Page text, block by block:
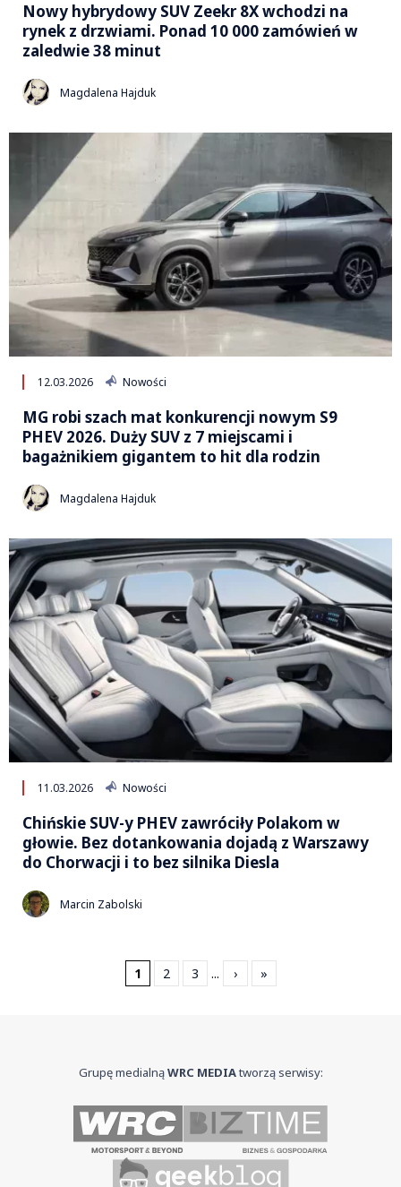
Nowy hybrydowy SUV Zeekr 8X wchodzi na
rynek z drzwiami. Ponad 10 000 zamówień w
zaledwie 38 minut
Magdalena Hajduk
12.03.2026 Nowości
MG robi szach mat konkurencji nowym S9
PHEV 2026. Duży SUV z 7 miejscami i
bagażnikiem gigantem to hit dla rodzin
Magdalena Hajduk
11.03.2026 Nowości
Chińskie SUV-y PHEV zawróciły Polakom w
głowie. Bez dotankowania dojadą z Warszawy
do Chorwacji i to bez silnika Diesla
Marcin Zabolski
1 2 3 ... › »
Grupę medialnąWRC MEDIAtworzą serwisy: